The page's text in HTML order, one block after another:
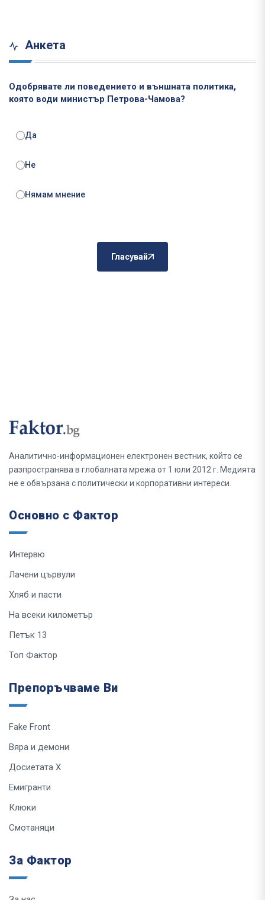
Анкета
Одобрявате ли поведението и външната политика,
която води министър Петрова-Чамова?
Да
Не
Нямам мнение
Гласувай
Аналитично-информационен електронен вестник, който се
разпространява в глобалната мрежа от 1 юли 2012 г. Медията
не е обвързана с политически и корпоративни интереси.
Основно с Фактор
Интервю
Лачени цървули
Хляб и пасти
На всеки километър
Петък 13
Топ Фактор
Препоръчваме Ви
Fake Front
Вяра и демони
Досиетата Х
Емигранти
Клюки
Смотаняци
За Фактор